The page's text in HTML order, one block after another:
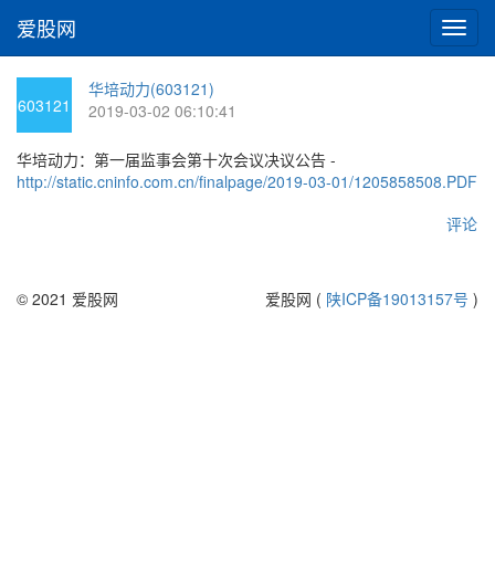
切
换
爱股网
603121
华培动力(603121)
2019-03-02 06:10:41
华培动力：第一届监事会第十次会议决议公告 -
http://static.cninfo.com.cn/finalpage/2019-03-01/1205858508.PDF
评论
© 2021 爱股网 爱股网 ( 陕ICP备19013157号 )